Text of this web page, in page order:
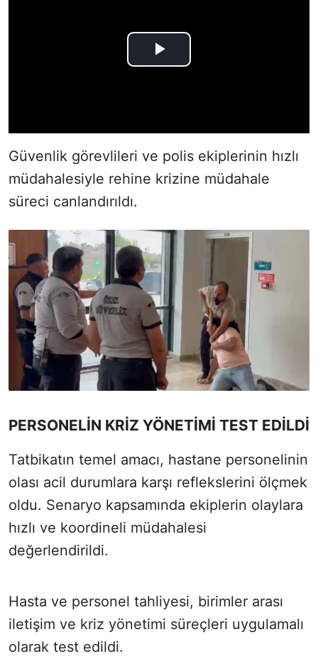
Güvenlik görevlileri ve polis ekiplerinin hızlı
müdahalesiyle rehine krizine müdahale
süreci canlandırıldı.
PERSONELİN KRİZ YÖNETİMİ TEST EDİLDİ
Tatbikatın temel amacı, hastane personelinin
olası acil durumlara karşı reflekslerini ölçmek
oldu. Senaryo kapsamında ekiplerin olaylara
hızlı ve koordineli müdahalesi
değerlendirildi.
Hasta ve personel tahliyesi, birimler arası
iletişim ve kriz yönetimi süreçleri uygulamalı
olarak test edildi.